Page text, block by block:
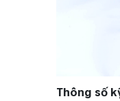
Thông số